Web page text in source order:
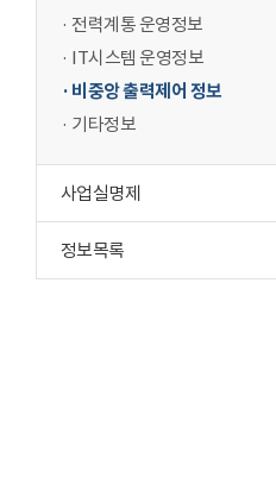
전력계통 운영정보
IT시스템 운영정보
비중앙 출력제어 정보
기타정보
사업실명제
정보목록